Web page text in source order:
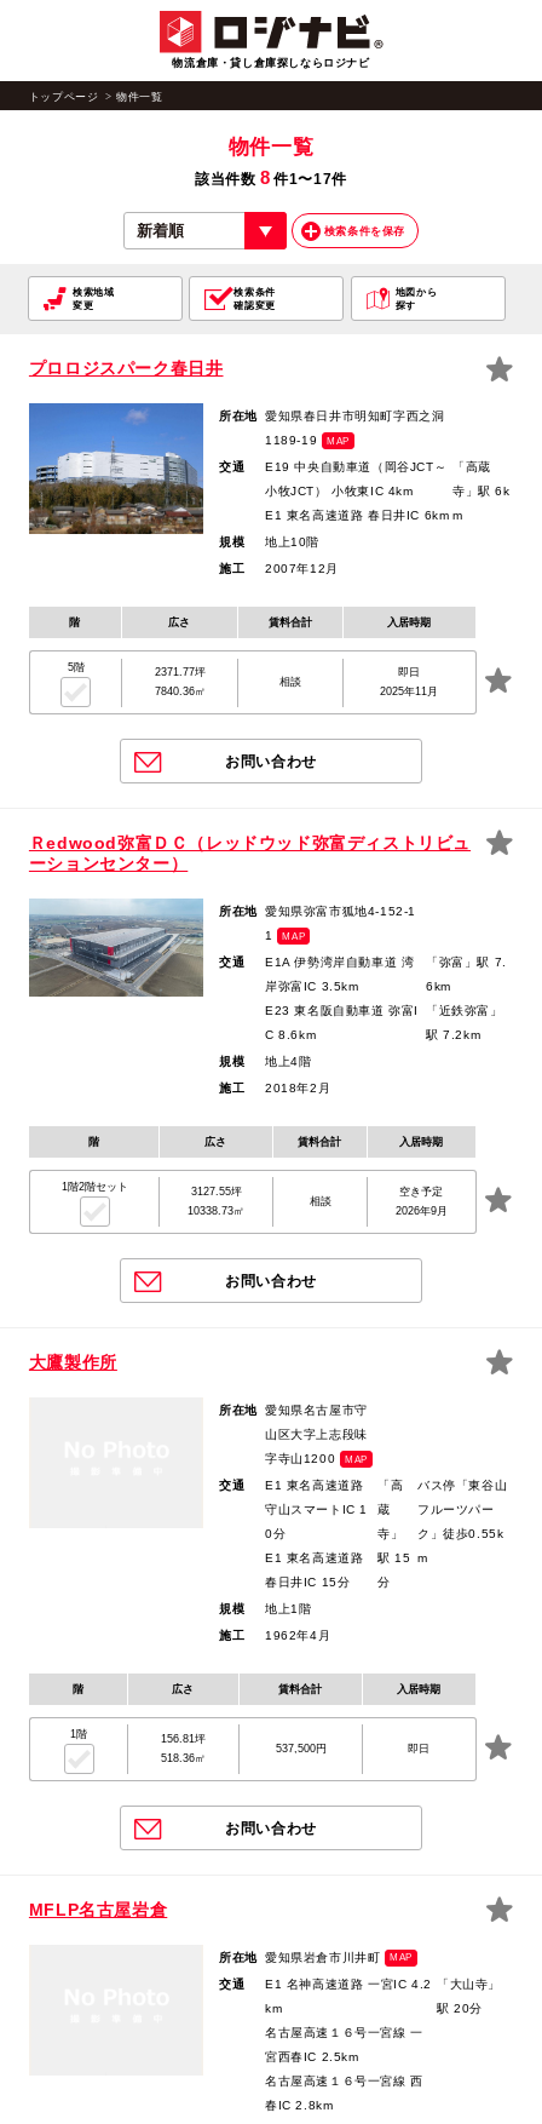
物流倉庫・貸し倉庫探しならロジナビ
トップページ 物件一覧
物件一覧
該当件数 8 件1〜17件
検索条件を保存
検索地域
変更
検索条件
確認変更
地図から
探す
プロロジスパーク春日井
所在地 愛知県春日井市明知町字西之洞
1189-19
MAP
交通
E19 中央自動車道（岡谷JCT～
小牧JCT） 小牧東IC 4km
E1 東名高速道路 春日井IC 6km
「高蔵
寺」駅 6k
m
規模
地上10階
施工
2007年12月
階 広さ 賃料合計 入居時期
5階
2371.77坪
7840.36㎡
相談
即日
2025年11月
お問い合わせ
Ｒedwood弥富ＤＣ（レッドウッド弥富ディストリビュ
ーションセンター）
所在地 愛知県弥富市狐地4-152-1
1
MAP
交通
E1A 伊勢湾岸自動車道 湾
岸弥富IC 3.5km
E23 東名阪自動車道 弥富I
C 8.6km
「弥富」駅 7.
6km
「近鉄弥富」
駅 7.2km
規模
地上4階
施工
2018年2月
階 広さ 賃料合計 入居時期
1階2階セット
3127.55坪
10338.73㎡
相談
空き予定
2026年9月
お問い合わせ
大鷹製作所
所在地 愛知県名古屋市守
山区大字上志段味
字寺山1200
MAP
交通
E1 東名高速道路
守山スマートIC 1
0分
E1 東名高速道路
春日井IC 15分
「高
蔵
寺」
駅 15
分
バス停「東谷山
フルーツパー
ク」徒歩0.55k
m
規模
地上1階
施工
1962年4月
階 広さ 賃料合計 入居時期
1階
156.81坪
518.36㎡
537,500円 即日
お問い合わせ
MFLP名古屋岩倉
所在地 愛知県岩倉市川井町 MAP
交通
E1 名神高速道路 一宮IC 4.2
km
名古屋高速１６号一宮線 一
宮西春IC 2.5km
名古屋高速１６号一宮線 西
春IC 2.8km
「大山寺」
駅 20分